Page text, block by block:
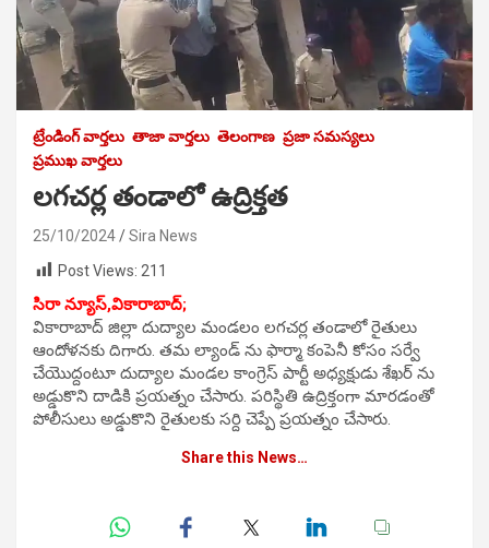
ట్రేండింగ్ వార్తలు తాజా వార్తలు తెలంగాణ ప్రజా సమస్యలు
ప్రముఖ వార్తలు
లగచర్ల తండాలో ఉద్రిక్తత
25/10/2024
Sira News
Post Views: 211
సిరా న్యూస్,వికారాబాద్;
వికారాబాద్ జిల్లా దుద్యాల మండలం లగచర్ల తండాలో రైతులు
ఆందోళనకు దిగారు. తమ ల్యాండ్ ను ఫార్మా కంపెనీ కోసం సర్వే
చేయొద్దంటూ దుద్యాల మండల కాంగ్రెస్ పార్టీ అధ్యక్షుడు శేఖర్ ను
అడ్డుకొని దాడికి ప్రయత్నం చేసారు. పరిస్థితి ఉద్రిక్తంగా మారడంతో
పోలీసులు అడ్డుకొని రైతులకు సర్ది చెప్పే ప్రయత్నం చేసారు.
Share this News…